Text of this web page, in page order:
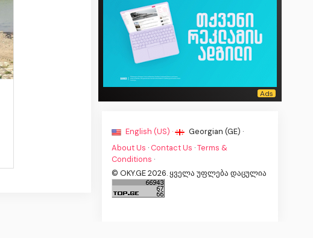
English (US) ·
Georgian (GE) ·
About Us · Contact Us ·Terms &
Conditions ·
© OKY.GE 2026. ყველა უფლება დაცულია